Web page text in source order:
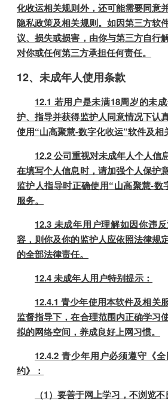
化收运相关规则外，还可能需要同意
隐私政策及相关规则。如因第三方软
议、损失或损害，由你与第三方自行
对你或任何第三方承担任何责任。
12、未成年人使用条款
12.1 若用户是未满18周岁的未
护、指导并获得监护人同意情况下认
使用“山高聚慧-数字化收运”软件及相
12.2 公司重视对未成年人个人信
在填写个人信息时，请加强个人保护
监护人指导时正确使用“山高聚慧-数
服务。
12.3 未成年用户理解如因你违
容，则你及你的监护人应依照法律规
的全部法律责任。
12.4 未成年人用户特别提示：
12.4.1 青少年使用本软件及相关
监督指导下，在合理范围内正确学习
拟的网络空间，养成良好上网习惯。
12.4.2 青少年用户必须遵守《
约》：
（1）要善于网上学习，不浏览不